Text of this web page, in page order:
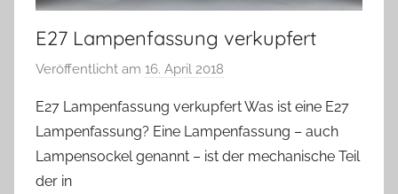
E27 Lampenfassung verkupfert
Veröffentlicht am 16. April 2018
n
A
n
E27 Lampenfassung verkupfert Was ist eine E27
Lampenfassung? Eine Lampenfassung – auch
Lampensockel genannt – ist der mechanische Teil
der in